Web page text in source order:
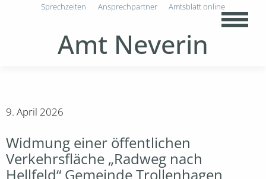
Amt Neverin
Sprechzeiten Ansprechpartner Amtsblatt online
9. April 2026
Widmung einer öffentlichen
Verkehrsfläche „Radweg nach
Hellfeld“ Gemeinde Trollenhagen